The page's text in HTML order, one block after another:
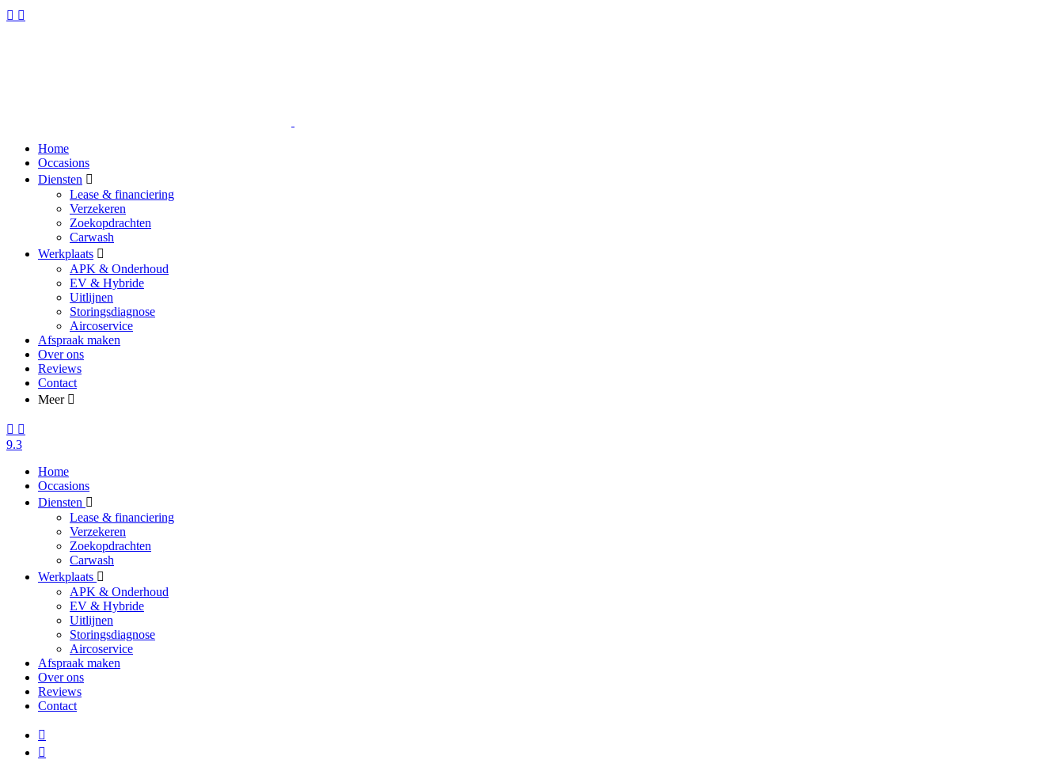
Home
Occasions
Diensten
Lease & financiering
Verzekeren
Zoekopdrachten
Carwash
Werkplaats
APK & Onderhoud
EV & Hybride
Uitlijnen
Storingsdiagnose
Aircoservice
Afspraak maken
Over ons
Reviews
Contact
Meer
9.3
Home
Occasions
Diensten
Lease & financiering
Verzekeren
Zoekopdrachten
Carwash
Werkplaats
APK & Onderhoud
EV & Hybride
Uitlijnen
Storingsdiagnose
Aircoservice
Afspraak maken
Over ons
Reviews
Contact